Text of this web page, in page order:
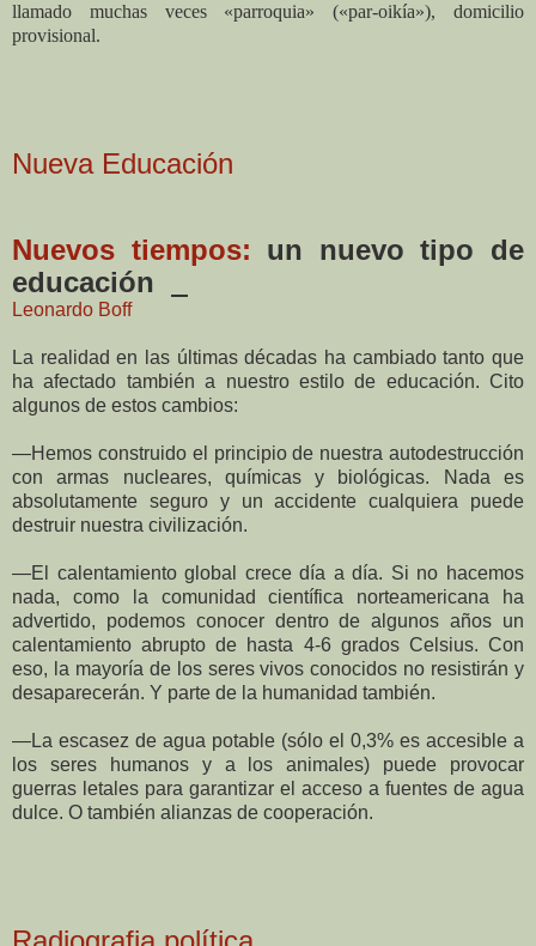
llamado muchas veces «parroquia» («par-oikía»), domicilio
provisional.
Nueva Educación
Nuevos tiempos: un nuevo tipo de
educación
Leonardo Boff
La realidad en las últimas décadas ha cambiado tanto que
ha afectado también a nuestro estilo de educación. Cito
algunos de estos cambios:
―Hemos construido el principio de nuestra autodestrucción
con armas nucleares, químicas y biológicas. Nada es
absolutamente seguro y un accidente cualquiera puede
destruir nuestra civilización.
―El calentamiento global crece día a día. Si no hacemos
nada, como la comunidad científica norteamericana ha
advertido, podemos conocer dentro de algunos años un
calentamiento abrupto de hasta 4-6 grados Celsius. Con
eso, la mayoría de los seres vivos conocidos no resistirán y
desaparecerán. Y parte de la humanidad también.
―La escasez de agua potable (sólo el 0,3% es accesible a
los seres humanos y a los animales) puede provocar
guerras letales para garantizar el acceso a fuentes de agua
dulce. O también alianzas de cooperación.